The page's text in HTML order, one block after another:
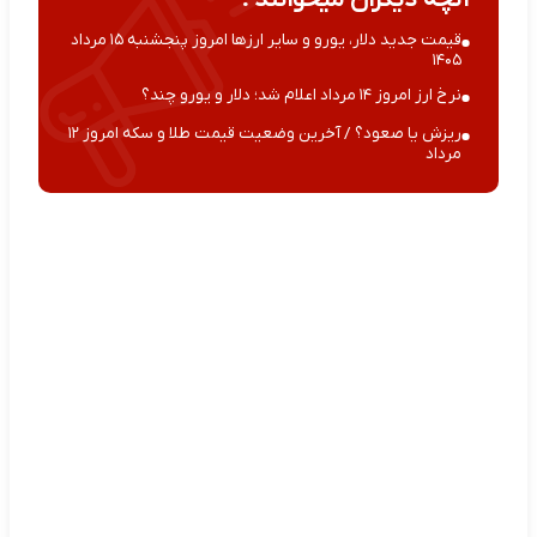
قیمت جدید دلار، یورو و سایر ارزها امروز پنجشنبه ۱۵ مرداد
۱۴۰۵
نرخ ارز امروز ۱۴ مرداد اعلام شد؛ دلار و یورو چند؟
ریزش یا صعود؟ / آخرین وضعیت قیمت طلا و سکه امروز ۱۲
مرداد